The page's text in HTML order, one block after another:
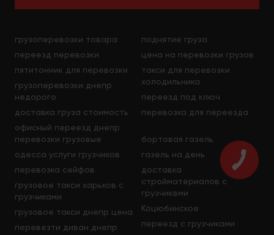
грузоперевозки товара
переезд перевозки
пятитонник для перевозки
грузоперевозки днепр
недорого
доставка груза стоимость
офисный переезд днепр
поднятие груза
цена на перевозки грузов
такси для перевозки
холодильника
переезд под ключ
перевозка для переезда
перевозки грузовые
одесса услуги грузчиков
перевозка сейфов
грузовое такси харьков с
грузчиками
грузовое такси днепр цена
перевезти диван днепр
бортовая газель
газель на день
доставка
стройматериалов с
грузчиквми
Коцюбинское
переезд с грузчиками